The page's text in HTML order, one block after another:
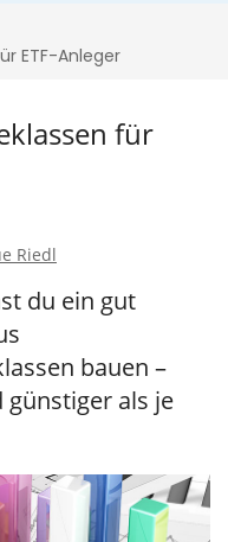
für
Riedl
du ein gut
bauen –
günstiger als je